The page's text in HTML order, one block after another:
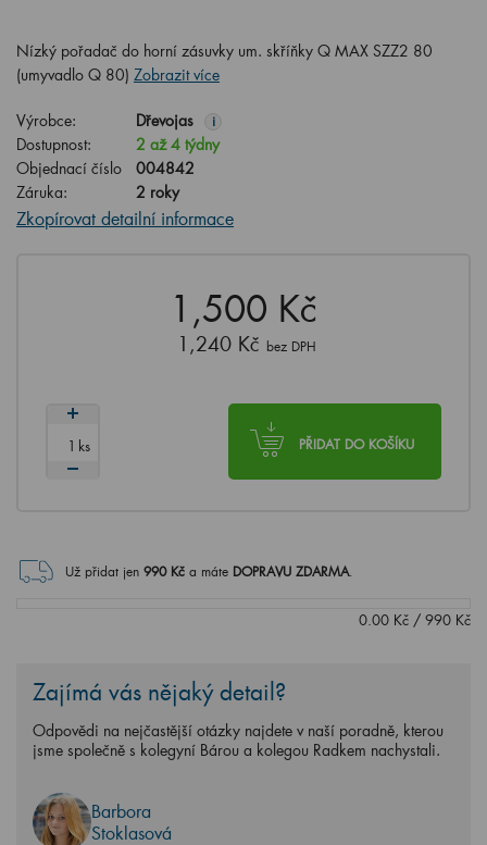
Nízký pořadač do horní zásuvky um. skříňky Q MAX SZZ2 80
(umyvadlo Q 80) Zobrazit více
Výrobce: Dřevojas i
Dostupnost:
2 až 4 týdny
Objednací číslo
004842
Záruka:
2 roky
Zkopírovat detailní informace
1,500 Kč
1,240 Kč bez DPH
PŘIDAT DO KOŠÍKU
ks
Už přidat jen 990Kč a máte DOPRAVU ZDARMA.
0.00 Kč / 990 Kč
Zajímá vás nějaký detail?
Odpovědi na nejčastější otázky najdete v naší poradně, kterou
jsme společně s kolegyní Bárou a kolegou Radkem nachystali.
Barbora
Stoklasová